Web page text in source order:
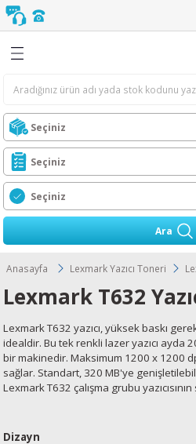
Ribonu
Resin Ribon
Ribon
Toner
Toner
YIKAMA
YIKAMA
CM
CP
Toneri
Ara
Anasayfa Lexmark Yazıcı Toneri
Lexmark T632
Lexmark T632 yazıcı, yüksek baskı
idealdir. Bu tek renkli lazer yazıcı ayda
bir makinedir. Maksimum 1200 x 1200
sağlar. Standart, 320 MB'ye
Lexmark T632 çalışma grubu
Dizayn